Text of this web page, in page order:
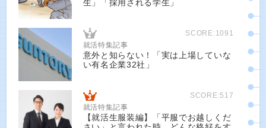
生」「採用される学生」
SCORE:1091
就活特集記事
意外と知らない！「実は上場していな
い有名企業32社」
SCORE:517
就活特集記事
【就活生服装編】「平服でお越しくだ